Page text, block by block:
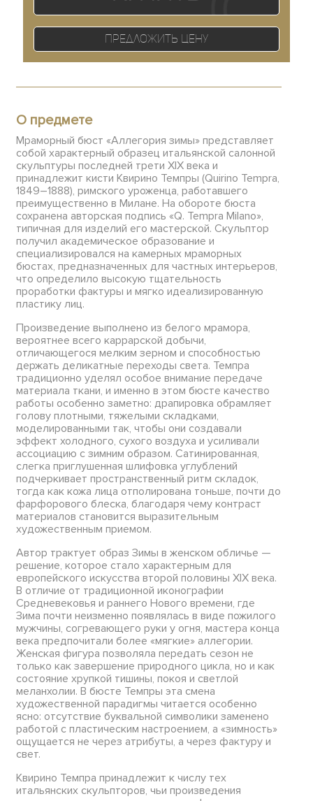
Предложить цену
О предмете
Мраморный бюст «Аллегория зимы» представляет
собой характерный образец итальянской салонной
скульптуры последней трети XIX века и
принадлежит кисти Квирино Темпры (Quirino Tempra,
1849–1888), римского уроженца, работавшего
преимущественно в Милане. На обороте бюста
сохранена авторская подпись «Q. Tempra Milano»,
типичная для изделий его мастерской. Скульптор
получил академическое образование и
специализировался на камерных мраморных
бюстах, предназначенных для частных интерьеров,
что определило высокую тщательность
проработки фактуры и мягко идеализированную
пластику лиц.
Произведение выполнено из белого мрамора,
вероятнее всего каррарской добычи,
отличающегося мелким зерном и способностью
держать деликатные переходы света. Темпра
традиционно уделял особое внимание передаче
материала ткани, и именно в этом бюсте качество
работы особенно заметно: драпировка обрамляет
голову плотными, тяжелыми складками,
моделированными так, чтобы они создавали
эффект холодного, сухого воздуха и усиливали
ассоциацию с зимним образом. Сатинированная,
слегка приглушенная шлифовка углублений
подчеркивает пространственный ритм складок,
тогда как кожа лица отполирована тоньше, почти до
фарфорового блеска, благодаря чему контраст
материалов становится выразительным
художественным приемом.
Автор трактует образ Зимы в женском обличье —
решение, которое стало характерным для
европейского искусства второй половины XIX века.
В отличие от традиционной иконографии
Средневековья и раннего Нового времени, где
Зима почти неизменно появлялась в виде пожилого
мужчины, согревающего руки у огня, мастера конца
века предпочитали более «мягкие» аллегории.
Женская фигура позволяла передать сезон не
только как завершение природного цикла, но и как
состояние хрупкой тишины, покоя и светлой
меланхолии. В бюсте Темпры эта смена
художественной парадигмы читается особенно
ясно: отсутствие буквальной символики заменено
работой с пластическим настроением, а «зимность»
ощущается не через атрибуты, а через фактуру и
свет.
Квирино Темпра принадлежит к числу тех
итальянских скульпторов, чьи произведения